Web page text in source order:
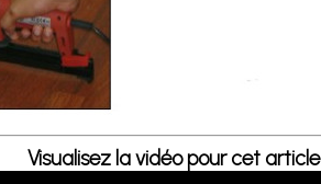
Visualisez la vidéo pour cet article